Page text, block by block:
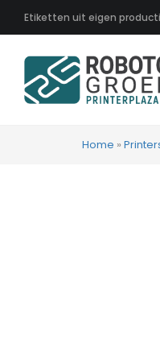
Etiketten uit eigen
Home »